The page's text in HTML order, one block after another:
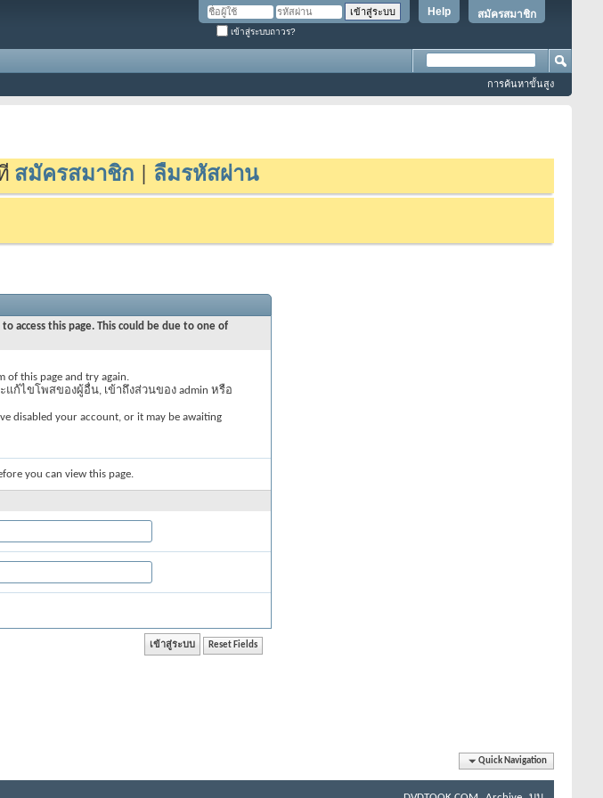
สมัครสมาชิก
Help
เข้าสู่ระบบถาวร?
การค้นหาขั้นสูง
สมัครสมาชิก ลืมรหัสผ่าน
access this page. This could be due to one of
of this page and try again.
ไขโพสของผู้อื่น, เข้าถึงส่วนของ admin หรือ
disabled your account, or it may be awaiting
you can view this page.
Quick Navigation